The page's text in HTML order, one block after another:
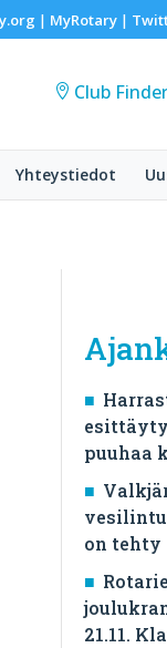
| MyRotary|
Club Finder
Yhteystiedot
puuhaa
on tehty
21.11.